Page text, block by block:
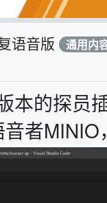
语音版 通用内
本的探员
者